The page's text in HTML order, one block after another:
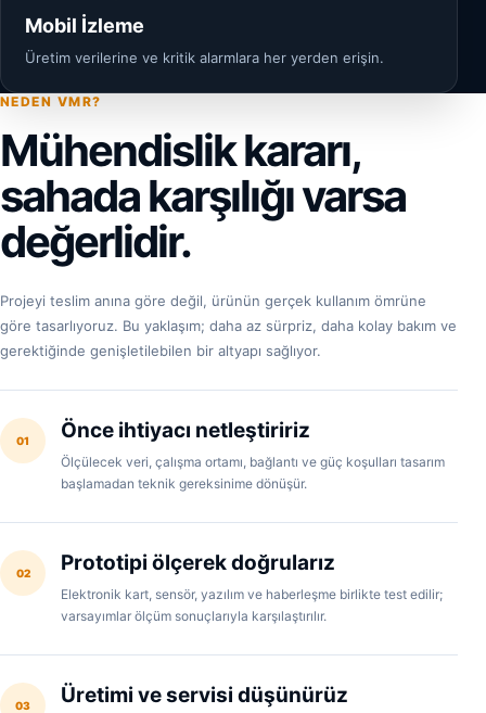
Mobil İzleme
Üretim verilerine ve kritik alarmlara her yerden erişin.
NEDEN VMR?
Mühendislik kararı,
sahada karşılığı varsa
değerlidir.
Projeyi teslim anına göre değil, ürünün gerçek kullanım ömrüne
göre tasarlıyoruz. Bu yaklaşım; daha az sürpriz, daha kolay bakım ve
gerektiğinde genişletilebilen bir altyapı sağlıyor.
01 Önce ihtiyacı netleştiririz
Ölçülecek veri, çalışma ortamı, bağlantı ve güç koşulları tasarım
başlamadan teknik gereksinime dönüşür.
02 Prototipi ölçerek doğrularız
Elektronik kart, sensör, yazılım ve haberleşme birlikte test edilir;
varsayımlar ölçüm sonuçlarıyla karşılaştırılır.
03 Üretimi ve servisi düşünürüz